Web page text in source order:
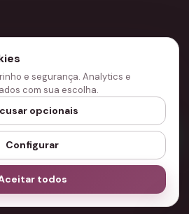
é o portal institucional oficial
e acessibilidade.
e segurança. Analytics e
com sua escolha.
opcionais
Configurar
todos